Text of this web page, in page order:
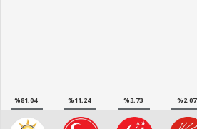
%81,04 %11,24 %3,73 %2,07